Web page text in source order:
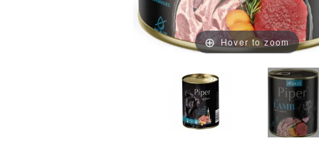
Hover to zoom